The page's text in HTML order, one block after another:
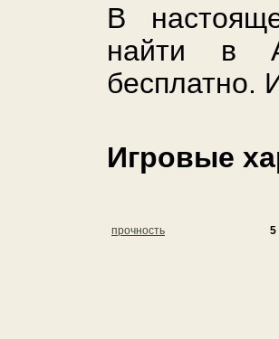
В
найти в
бесплатно.
Игровые
прочность 5